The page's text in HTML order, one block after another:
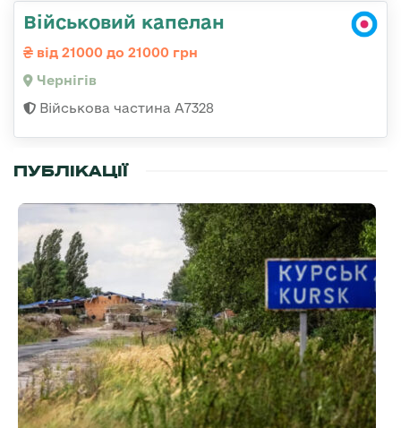
Військовий капелан
від 21000 до 21000 грн
Чернігів
Військова частина А7328
ПУБЛІКАЦІЇ